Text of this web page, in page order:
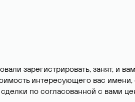
зарегистрировать, занят, и
интересующего вас
по согласованной с вами